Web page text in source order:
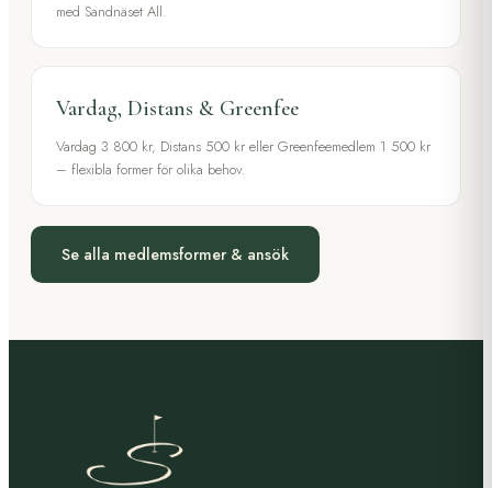
med Sandnäset All.
Vardag, Distans & Greenfee
Vardag 3 800 kr, Distans 500 kr eller Greenfeemedlem 1 500 kr
– flexibla former för olika behov.
Se alla medlemsformer & ansök